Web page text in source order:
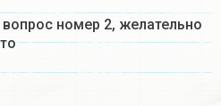
номер 2, желательно